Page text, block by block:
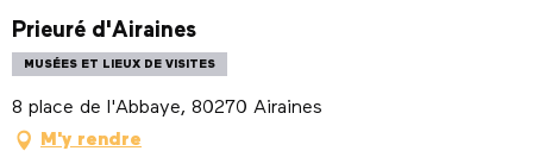
Prieuré d'Airaines
MUSÉES ET LIEUX DE VISITES
8 place de l'Abbaye, 80270 Airaines
M'y rendre